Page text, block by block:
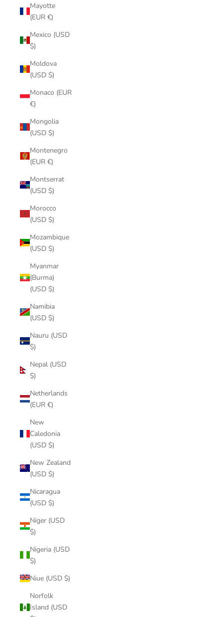
Mayotte
(EUR €)
Mexico (USD
$)
Moldova
(USD $)
Monaco (EUR
€)
Mongolia
(USD $)
Montenegro
(EUR €)
Montserrat
(USD $)
Morocco
(USD $)
Mozambique
(USD $)
Myanmar
(Burma)
(USD $)
Namibia
(USD $)
Nauru (USD
$)
Nepal (USD
$)
Netherlands
(EUR €)
New
Caledonia
(USD $)
New Zealand
(USD $)
Nicaragua
(USD $)
Niger (USD
$)
Nigeria (USD
$)
Niue (USD $)
Norfolk
Island (USD